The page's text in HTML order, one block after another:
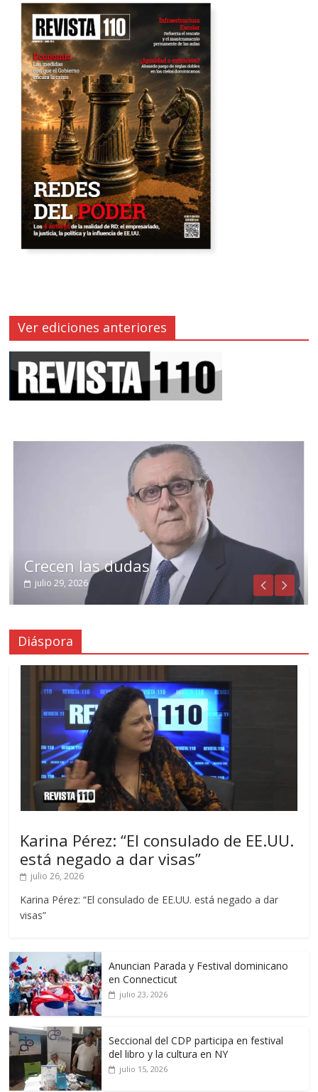
Ver ediciones anteriores
Crecen las dudas
julio 29, 2026
Diáspora
Karina Pérez: “El consulado de EE.UU.
está negado a dar visas”
julio 26, 2026
Karina Pérez: “El consulado de EE.UU. está negado a dar
visas”
Anuncian Parada y Festival dominicano
en Connecticut
julio 23, 2026
Seccional del CDP participa en festival
del libro y la cultura en NY
julio 15, 2026